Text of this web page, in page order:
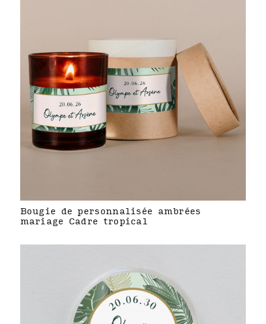
Bougie de personnalisée ambrées
mariage Cadre tropical